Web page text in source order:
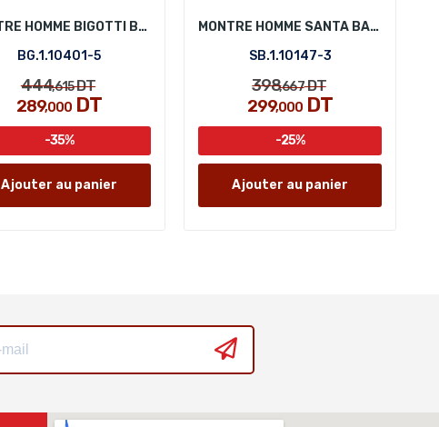
MONTRE HOMME BIGOTTI BG.1.10401-5
BG.1.10401-5
444,615DT
289,000 DT
-35%
Ajouter au panier
MONTRE HOMME SANTA BARBARA POLO SB.1.10147-3
SB.1.10147-3
398,667DT
299,000 DT
-25%
Ajouter au panier